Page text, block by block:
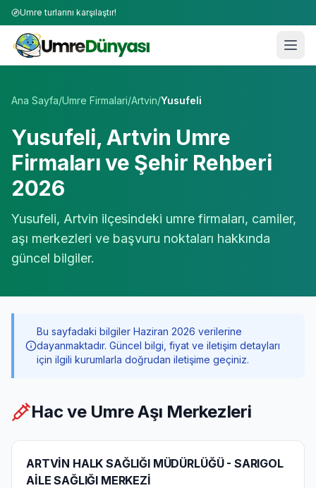
Umre turlarını karşılaştır!
Ana Sayfa/Umre Firmalari/Artvin/Yusufeli
Yusufeli,Artvin Umre
Firmaları ve Şehir Rehberi
2026
Yusufeli, Artvin ilçesindeki umre firmaları, camiler,
aşı merkezleri ve başvuru noktaları hakkında
güncel bilgiler.
Bu sayfadaki bilgiler Haziran 2026 verilerine
dayanmaktadır. Güncel bilgi, fiyat ve iletişim detayları
için ilgili kurumlarla doğrudan iletişime geçiniz.
Hac ve Umre Aşı Merkezleri
ARTVİN HALK SAĞLIĞI MÜDÜRLÜĞÜ - SARIGOL
AİLE SAĞLIĞI MERKEZİ